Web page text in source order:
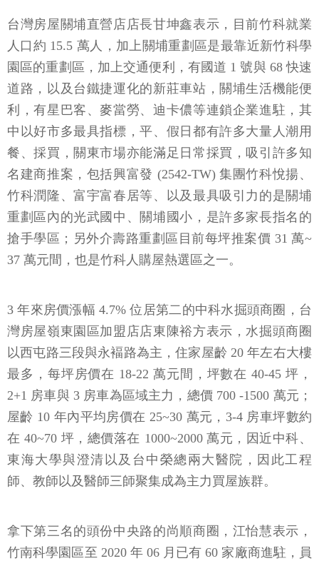
台灣房屋關埔直營店店長甘坤鑫表示，目前竹科就業
人口約 15.5 萬人，加上關埔重劃區是最靠近新竹科學
園區的重劃區，加上交通便利，有國道 1 號與 68 快速
道路，以及台鐵捷運化的新莊車站，關埔生活機能便
利，有星巴客、麥當勞、迪卡儂等連鎖企業進駐，其
中以好市多最具指標，平、假日都有許多大量人潮用
餐、採買，關東市場亦能滿足日常採買，吸引許多知
名建商推案，包括興富發 (2542-TW) 集團竹科悅揚、
竹科潤隆、富宇富春居等、以及最具吸引力的是關埔
重劃區內的光武國中、關埔國小，是許多家長指名的
搶手學區；另外介壽路重劃區目前每坪推案價 31 萬~
37 萬元間，也是竹科人購屋熱選區之一。
3 年來房價漲幅 4.7% 位居第二的中科水掘頭商圈，台
灣房屋嶺東園區加盟店店東陳裕方表示，水掘頭商圈
以西屯路三段與永褔路為主，住家屋齡 20 年左右大樓
最多，每坪房價在 18-22 萬元間，坪數在 40-45 坪，
2+1 房車與 3 房車為區域主力，總價 700 -1500 萬元；
屋齡 10 年內平均房價在 25~30 萬元，3-4 房車坪數約
在 40~70 坪，總價落在 1000~2000 萬元，因近中科、
東海大學與澄清以及台中榮總兩大醫院，因此工程
師、教師以及醫師三師聚集成為主力買屋族群。
拿下第三名的頭份中央路的尚順商圈，江怡慧表示，
竹南科學園區至 2020 年 06 月已有 60 家廠商進駐，員